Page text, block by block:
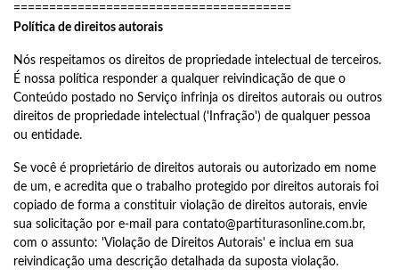
=======================================
Política de direitos autorais
Nós respeitamos os direitos de propriedade intelectual de terceiros.
É nossa política responder a qualquer reivindicação de que o
Conteúdo postado no Serviço infrinja os direitos autorais ou outros
direitos de propriedade intelectual ('Infração') de qualquer pessoa
ou entidade.
Se você é proprietário de direitos autorais ou autorizado em nome
de um, e acredita que o trabalho protegido por direitos autorais foi
copiado de forma a constituir violação de direitos autorais, envie
sua solicitação por e-mail para contato@partiturasonline.com.br,
com o assunto: 'Violação de Direitos Autorais' e inclua em sua
reivindicação uma descrição detalhada da suposta violação.